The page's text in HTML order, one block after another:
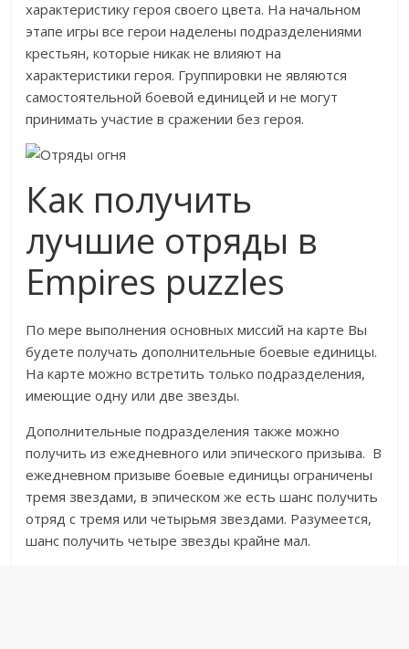
характеристику героя своего цвета. На начальном
этапе игры все герои наделены подразделениями
крестьян, которые никак не влияют на
характеристики героя. Группировки не являются
самостоятельной боевой единицей и не могут
принимать участие в сражении без героя.
Как получить
лучшие отряды в
Empires puzzles
По мере выполнения основных миссий на карте Вы
будете получать дополнительные боевые единицы.
На карте можно встретить только подразделения,
имеющие одну или две звезды.
Дополнительные подразделения также можно
получить из ежедневного или эпического призыва. В
ежедневном призыве боевые единицы ограничены
тремя звездами, в эпическом же есть шанс получить
отряд с тремя или четырьмя звездами. Разумеется,
шанс получить четыре звезды крайне мал.